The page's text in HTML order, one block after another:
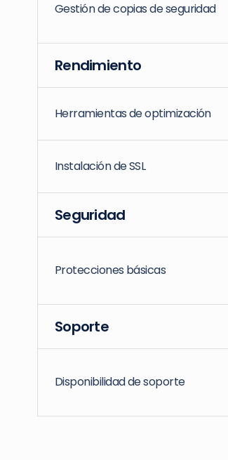
Gestión de copias de seguridad
Rendimiento
Herramientas de optimización
Instalación de SSL
Seguridad
Protecciones básicas
Soporte
Disponibilidad de soporte